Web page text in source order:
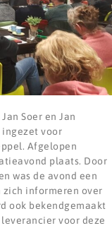
Soer en Jan
ingezet voor
Afgelopen
plaats. Door
was de avond een
zich informeren over
ook bekendgemaakt
voor deze